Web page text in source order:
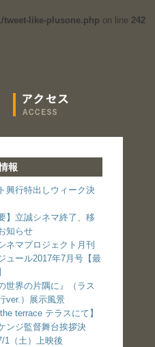
like-plusone.php on line 242
報
興行特出しウィーク決
】立誠シネマ終了、移
知らせ
ネマプロジェクト月刊
ュール2017年7月号【最
世界の片隅に』（ラス
ver.）展示風景
the terrace テラスにて】
ンジ監督舞台挨拶決
1（土）上映後